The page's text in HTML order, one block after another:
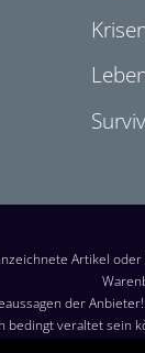
Artikel
der
veraltet sein